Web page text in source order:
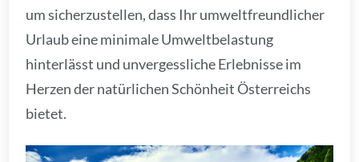
um sicherzustellen, dass Ihr umweltfreundlicher
Urlaub eine minimale Umweltbelastung
hinterlässt und unvergessliche Erlebnisse im
Herzen der natürlichen Schönheit Österreichs
bietet.